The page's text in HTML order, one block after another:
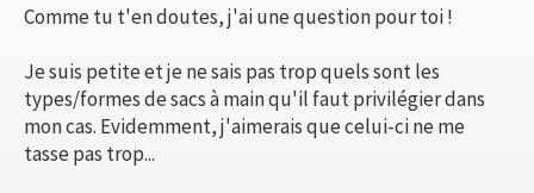
Comme tu t'en doutes, j'ai une question pour toi !
Je suis petite et je ne sais pas trop quels sont les
types/formes de sacs à main qu'il faut privilégier dans
mon cas. Evidemment, j'aimerais que celui-ci ne me
tasse pas trop...